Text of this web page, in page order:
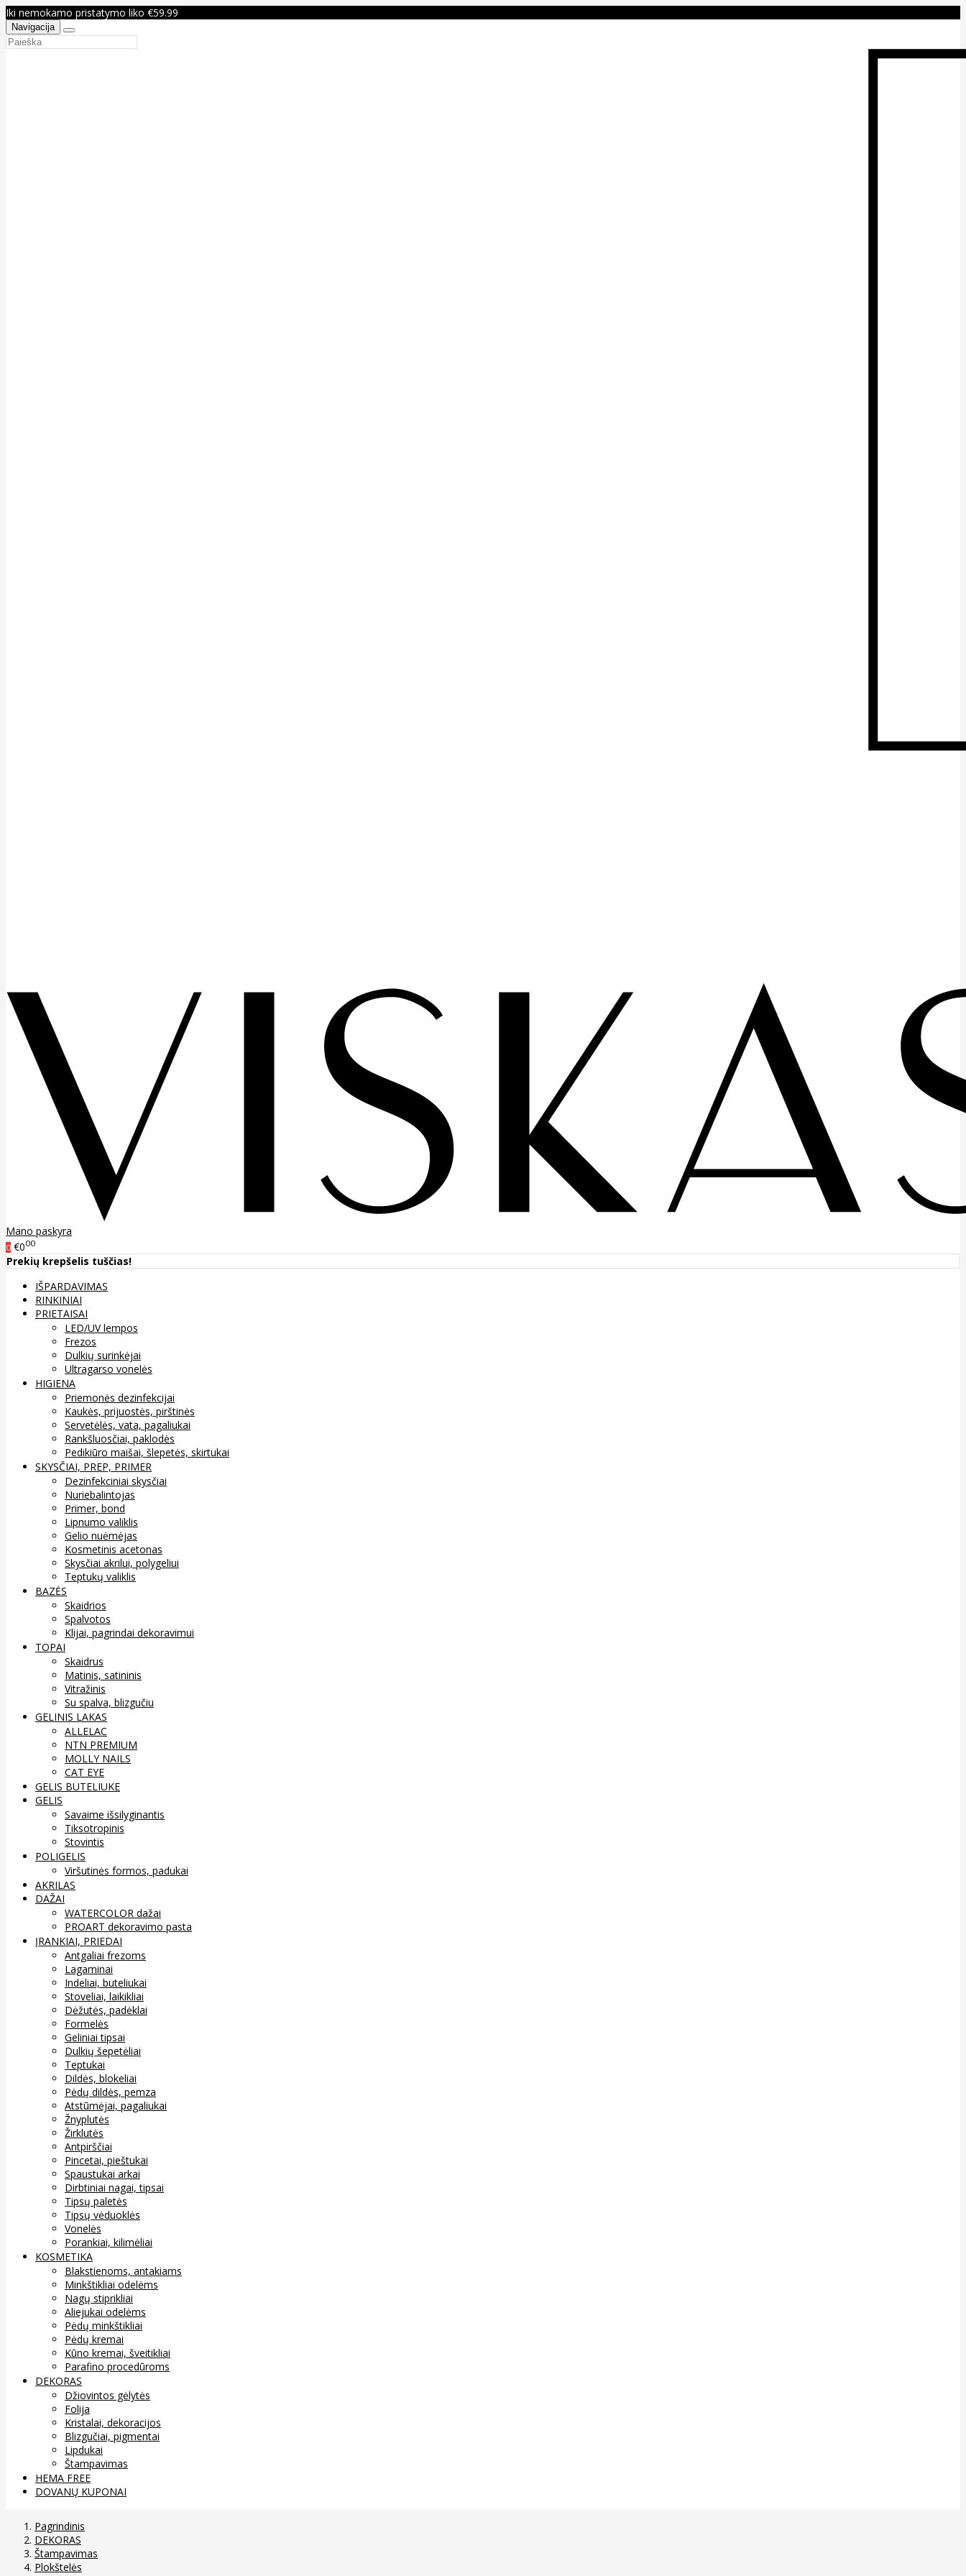
Iki nemokamo pristatymo liko €59.99
Navigacija
Mano paskyra
0 €000
Prekių krepšelis tuščias!
IŠPARDAVIMAS
RINKINIAI
PRIETAISAI
LED/UV lempos
Frezos
Dulkių surinkėjai
Ultragarso vonelės
HIGIENA
Priemonės dezinfekcijai
Kaukės, prijuostės, pirštinės
Servetėlės, vata, pagaliukai
Rankšluosčiai, paklodės
Pedikiūro maišai, šlepetės, skirtukai
SKYSČIAI, PREP, PRIMER
Dezinfekciniai skysčiai
Nuriebalintojas
Primer, bond
Lipnumo valiklis
Gelio nuėmėjas
Kosmetinis acetonas
Skysčiai akrilui, polygeliui
Teptukų valiklis
BAZĖS
Skaidrios
Spalvotos
Klijai, pagrindai dekoravimui
TOPAI
Skaidrus
Matinis, satininis
Vitražinis
Su spalva, blizgučiu
GELINIS LAKAS
ALLELAC
NTN PREMIUM
MOLLY NAILS
CAT EYE
GELIS BUTELIUKE
GELIS
Savaime išsilyginantis
Tiksotropinis
Stovintis
POLIGELIS
Viršutinės formos, padukai
AKRILAS
DAŽAI
WATERCOLOR dažai
PROART dekoravimo pasta
ĮRANKIAI, PRIEDAI
Antgaliai frezoms
Lagaminai
Indeliai, buteliukai
Stoveliai, laikikliai
Dėžutės, padėklai
Formelės
Geliniai tipsai
Dulkių šepetėliai
Teptukai
Dildės, blokeliai
Pėdų dildės, pemza
Atstūmėjai, pagaliukai
Žnyplutės
Žirklutės
Antpirščiai
Pincetai, pieštukai
Spaustukai arkai
Dirbtiniai nagai, tipsai
Tipsų paletės
Tipsų vėduoklės
Vonelės
Porankiai, kilimėliai
KOSMETIKA
Blakstienoms, antakiams
Minkštikliai odelėms
Nagų stiprikliai
Aliejukai odelėms
Pėdų minkštikliai
Pėdų kremai
Kūno kremai, šveitikliai
Parafino procedūroms
DEKORAS
Džiovintos gėlytės
Folija
Kristalai, dekoracijos
Blizgučiai, pigmentai
Lipdukai
Štampavimas
HEMA FREE
DOVANŲ KUPONAI
Pagrindinis
DEKORAS
Štampavimas
Plokštelės